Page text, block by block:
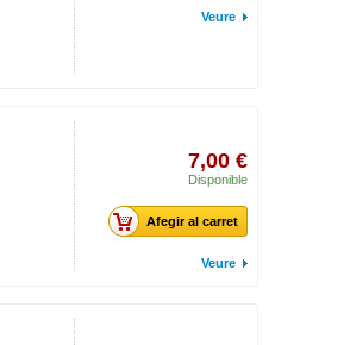
Veure
7,00 €
Disponible
Afegir al carret
Veure